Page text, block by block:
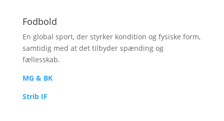
Fodbold
En global sport, der styrker kondition og fysiske form,
samtidig med at det tilbyder spænding og
fællesskab.
MG & BK
Strib IF